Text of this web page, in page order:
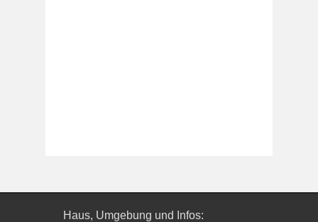
Haus, Umgebung und Infos: